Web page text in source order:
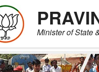
Minister of State